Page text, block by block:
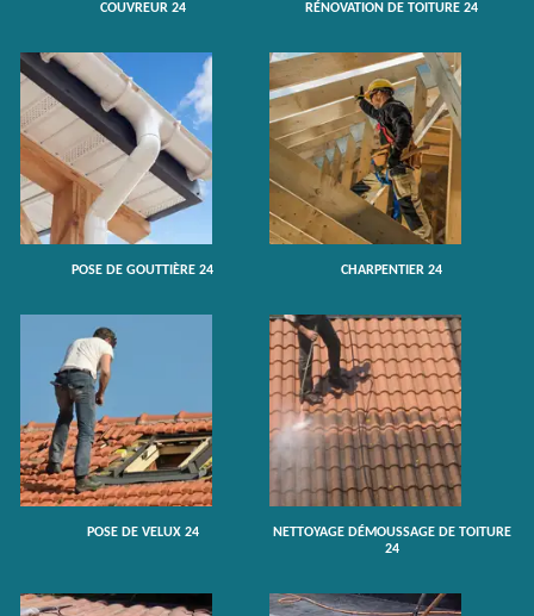
COUVREUR 24 RÉNOVATION DE TOITURE 24
POSE DE GOUTTIÈRE 24 CHARPENTIER 24
POSE DE VELUX 24
NETTOYAGE DÉMOUSSAGE DE TOITURE
24